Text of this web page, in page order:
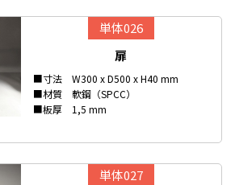
単体026
扉
■寸法 W300 x D500 x H40 mm
■材質 軟鋼（SPCC）
■板厚 1,5 mm
単体027